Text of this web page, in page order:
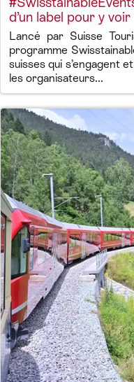
d’un label pour y
Lancé par Suisse
programme
suisses qui s’engagent
les organisateurs...